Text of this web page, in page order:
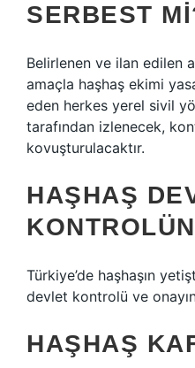
SERBEST
Belirlenen ve ilan edilen
amaçla haşhaş ekimi
eden herkes yerel sivil
tarafından izlenecek,
kovuşturulacaktır.
HAŞHAŞ
Türkiye’de haşhaşın
devlet kontrolü ve
HAŞHAŞ